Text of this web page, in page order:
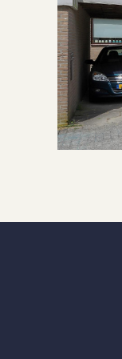
Facilities
Garage
Parking